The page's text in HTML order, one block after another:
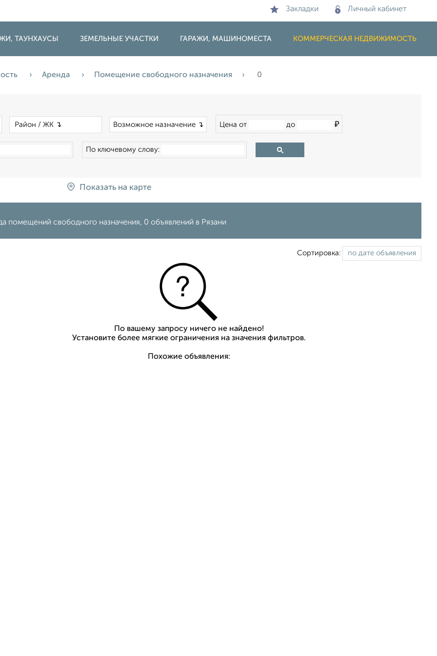
Закладки Личный кабинет
ТАУНХАУСЫ ЗЕМЕЛЬНЫЕ УЧАСТКИ ГАРАЖИ, МАШИНОМЕСТА КОММЕРЧЕСКАЯ НЕДВИЖИМОСТЬ
Аренда Помещение свободного назначения 0
Возможное назначение ↴ Цена от до ₽
По ключевому слову:
Показать на карте
помещений свободного назначения, 0 объявлений в Рязани
Сортировка:
По вашему запросу ничего не найдено!
Установите более мягкие ограничения на значения фильтров.
Похожие объявления: